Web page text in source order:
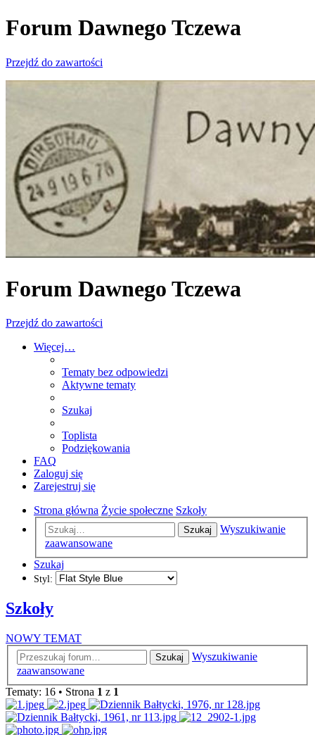
Forum Dawnego Tczewa
Przejdź do zawartości
Forum Dawnego Tczewa
Przejdź do zawartości
Więcej…
Tematy bez odpowiedzi
Aktywne tematy
Szukaj
Toplista
Podziękowania
FAQ
Zaloguj się
Zarejestruj się
Strona główna Życie społeczne Szkoły
Szukaj
Wyszukiwanie
zaawansowane
Szukaj
Styl:
Szkoły
NOWY TEMAT
Szukaj
Wyszukiwanie
zaawansowane
Tematy: 16 • Strona 1 z 1